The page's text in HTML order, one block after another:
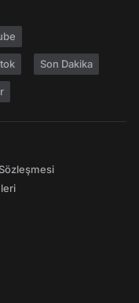
Son Dakika